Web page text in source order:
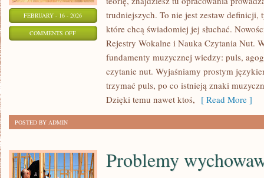
FEBRUARY - 16 - 2026
COMMENTS OFFON
trudniejszych. To nie jest zestaw definicji,
które chcą świadomiej jej słuchać.
Rejestry Wokalne i Nauka Czytania Nut.
fundamenty muzycznej wiedzy: puls,
czytanie nut. Wyjaśniamy prostym
trzymać puls, po co istnieją znaki
Dzięki temu nawet ktoś, [ Read More ]
POSTED BY ADMIN
Problemy